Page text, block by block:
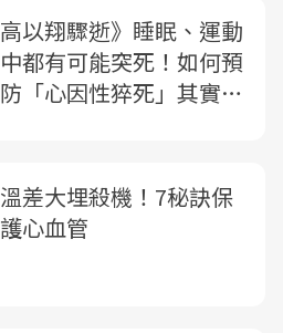
高以翔驟逝》睡眠、運動
中都有可能突死！如何預
防「心因性猝死」其實有
溫差大埋殺機！7秘訣保
護心血管